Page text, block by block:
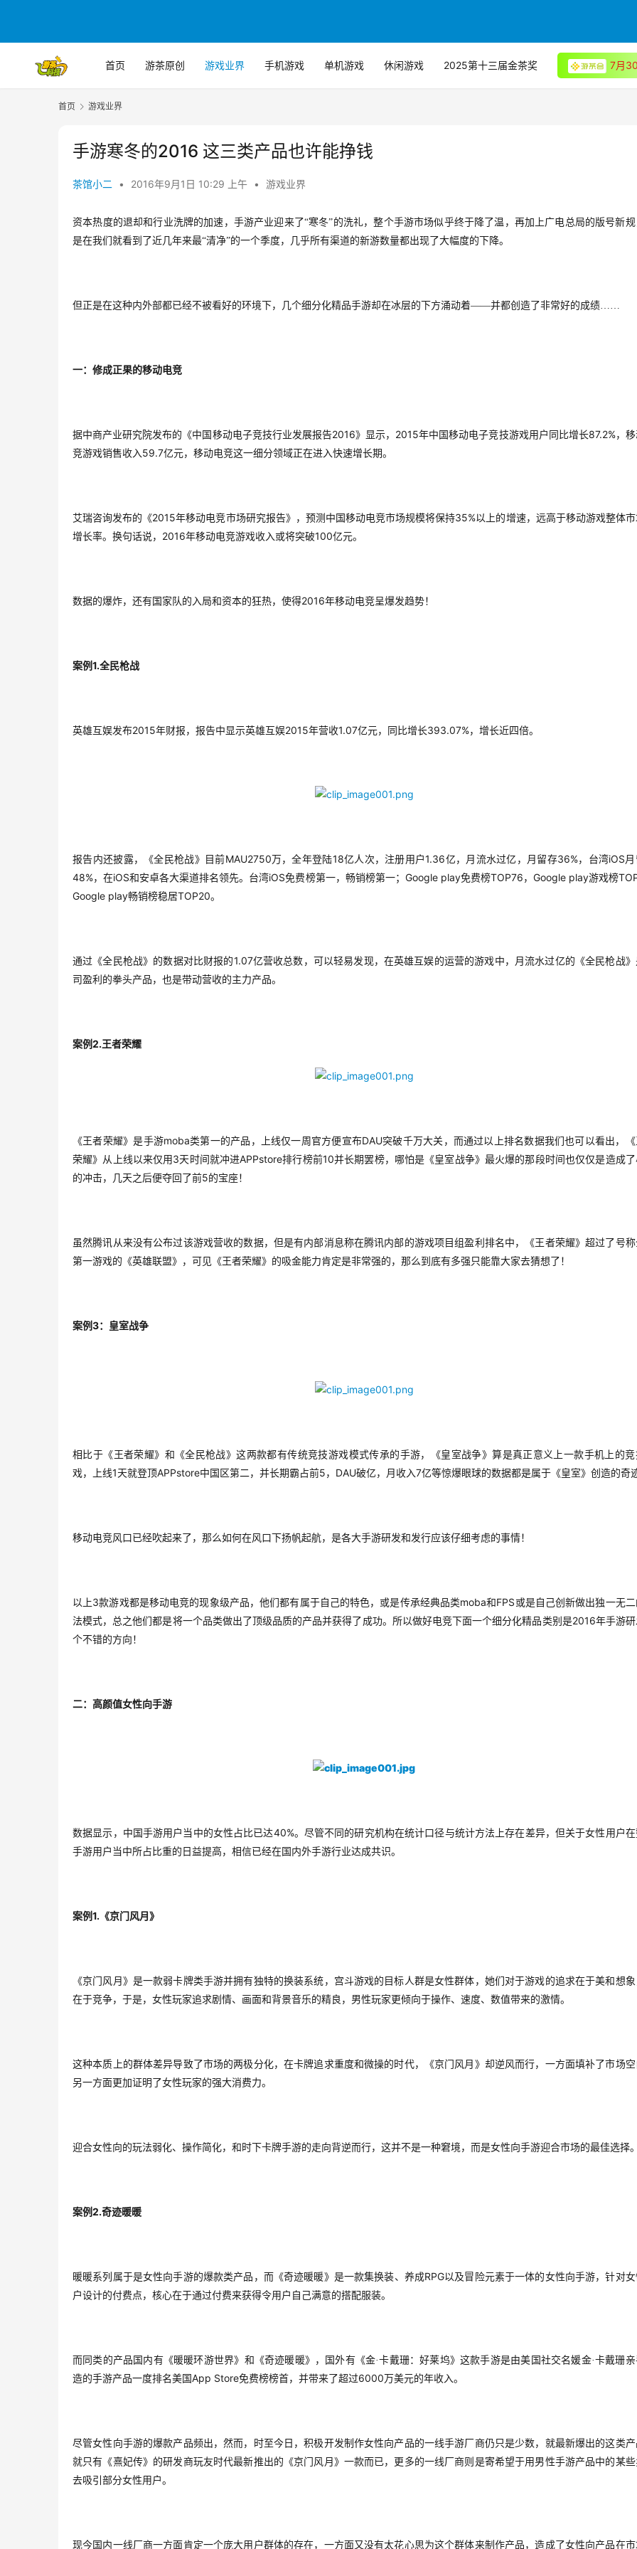
首页 游茶原创 游戏业界 手机游戏 单机游戏 休闲游戏 2025第十三届金茶奖 7月
首页 游戏业界
手游寒冬的2016 这三类产品也许能挣钱
茶馆小二 • 2016年9月1日 10:29 上午 • 游戏业界
资本热度的退却和行业洗牌的加速，手游产业迎来了“寒冬”的洗礼，整个手游市场似乎终于降了温，再加上广电总局的版号新
是在我们就看到了近几年来最“清净”的一个季度，几乎所有渠道的新游数量都出现了大幅度的下降。
但正是在这种内外部都已经不被看好的环境下，几个细分化精品手游却在冰层的下方涌动着——并都创造了非常好的成绩……
一：修成正果的移动电竞
据中商产业研究院发布的《中国移动电子竞技行业发展报告2016》显示， 2015年中国移动电子竞技游戏用户同比增长87.2%，
竞游戏销售收入59.7亿元，移动电竞这一细分领域正在进入快速增长期。
艾瑞咨询发布的《2015年移动电竞市场研究报告》，预测中国移动电竞市场规模将保持35%以上的增速，远高于移动游戏整体市
增长率。换句话说， 2016年移动电竞游戏收入或将突破100亿元。
数据的爆炸，还有国家队的入局和资本的狂热，使得2016年移动电竞呈爆发趋势！
案例1.全民枪战
英雄互娱发布2015年财报，报告中显示英雄互娱2015年营收1.07亿元，同比增长393.07%，增长近四倍。
报告内还披露，《全民枪战》目前MAU2750 万，全年登陆18亿人次，注册用户1.36亿，月流水过亿，月留存36%，台湾iOS
48%，在iOS和安卓各大渠道排名领先。台湾iOS免费榜第一，畅销榜第一； Google play免费榜TOP76 ， Google play游戏榜
Google play畅销榜稳居TOP20。
通过《全民枪战》的数据对比财报的1.07亿营收总数，可以轻易发现，在英雄互娱的运营的游戏中，月流水过亿的《全民枪战
司盈利的拳头产品，也是带动营收的主力产品。
案例2.王者荣耀
《王者荣耀》是手游moba类第一的产品，上线仅一周官方便宣布DAU突破千万大关，而通过以上排名数据我们也可以看出，
荣耀》从上线以来仅用 3天时间就冲进APPstore排行榜前10并长期罢榜，哪怕是《皇室战争》最火爆的那段时间也仅仅是造成
的冲击，几天之后便夺回了前5的宝座！
虽然腾讯从来没有公布过该游戏营收的数据，但是有内部消息称在腾讯内部的游戏项目组盈利排名中，《王者荣耀》超过了号
第一游戏的《英雄联盟》，可见《王者荣耀》的吸金能力肯定是非常强的，那么到底有多强只能靠大家去猜想了！
案例3：皇室战争
相比于《王者荣耀》和《全民枪战》这两款都有传统竞技游戏模式传承的手游，《皇室战争》算是真正意义上一款手机上的竞
戏，上线1 天就登顶APPstore中国区第二，并长期霸占前5 ， DAU破亿，月收入7亿等惊爆眼球的数据都是属于《皇室》创造的奇
移动电竞风口已经吹起来了，那么如何在风口下扬帆起航，是各大手游研发和发行应该仔细考虑的事情！
以上3款游戏都是移动电竞的现象级产品，他们都有属于自己的特色，或是传承经典品类moba和 FPS 或是自己创新做出独一无
法模式，总之他们都是将一个品类做出了顶级品质的产品并获得了成功。所以做好电竞下面一个细分化精品类别是2016年手游
个不错的方向！
二：高颜值女性向手游
数据显示，中国手游用户当中的女性占比已达40%。尽管不同的研究机构在统计口径与统计方法上存在差异，但关于女性用户
手游用户当中所占比重的日益提高，相信已经在国内外手游行业达成共识。
案例1. 《京门风月》
《京门风月》是一款弱卡牌类手游并拥有独特的换装系统，宫斗游戏的目标人群是女性群体，她们对于游戏的追求在于美和想
在于竞争，于是，女性玩家追求剧情、画面和背景音乐的精良，男性玩家更倾向于操作、速度、数值带来的激情。
这种本质上的群体差异导致了市场的两极分化，在卡牌追求重度和微操的时代，《京门风月》却逆风而行，一方面填补了市场空
另一方面更加证明了女性玩家的强大消费力。
迎合女性向的玩法弱化、操作简化，和时下卡牌手游的走向背逆而行，这并不是一种窘境，而是女性向手游迎合市场的最佳选择。
案例2.奇迹暖暖
暖暖系列属于是女性向手游的爆款类产品，而《奇迹暖暖》是一款集换装、养成RPG以及冒险元素于一体的女性向手游，针对女
户设计的付费点，核心在于通过付费来获得令用户自己满意的搭配服装。
而同类的产品国内有《暖暖环游世界》和《奇迹暖暖》，国外有《金·卡戴珊：好莱坞》这款手游是由美国社交名媛金·卡戴珊亲
造的手游产品一度排名美国 App Store免费榜榜首，并带来了超过6000 万美元的年收入。
尽管女性向手游的爆款产品频出，然而，时至今日，积极开发制作女性向产品的一线手游厂商仍只是少数，就最新爆出的这类
就只有《熹妃传》的研发商玩友时代最新推出的《京门风月》一款而已，更多的一线厂商则是寄希望于用男性手游产品中的某些
去吸引部分女性用户。
现今国内一线厂商一方面肯定一个庞大用户群体的存在，一方面又没有太花心思为这个群体来制作产品，造成了女性向产品在市